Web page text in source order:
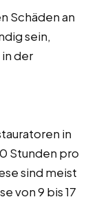
Schäden an
sein,
der
in
Stunden pro
sind meist
von 9 bis 17